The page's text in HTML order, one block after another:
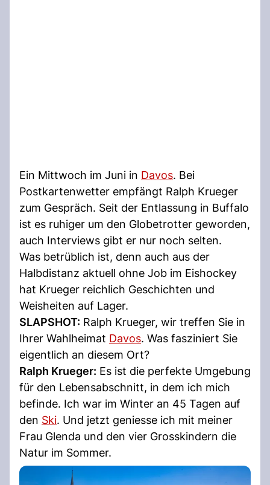
Ein Mittwoch im Juni in Davos. Bei
Postkartenwetter empfängt Ralph Krueger
zum Gespräch. Seit der Entlassung in Buffalo
ist es ruhiger um den Globetrotter geworden,
auch Interviews gibt er nur noch selten.
Was betrüblich ist, denn auch aus der
Halbdistanz aktuell ohne Job im Eishockey
hat Krueger reichlich Geschichten und
Weisheiten auf Lager.
SLAPSHOT: Ralph Krueger, wir treffen Sie in
Ihrer Wahlheimat Davos. Was fasziniert Sie
eigentlich an diesem Ort?
Ralph Krueger: Es ist die perfekte Umgebung
für den Lebensabschnitt, in dem ich mich
befinde. Ich war im Winter an 45 Tagen auf
den Ski. Und jetzt geniesse ich mit meiner
Frau Glenda und den vier Grosskindern die
Natur im Sommer.